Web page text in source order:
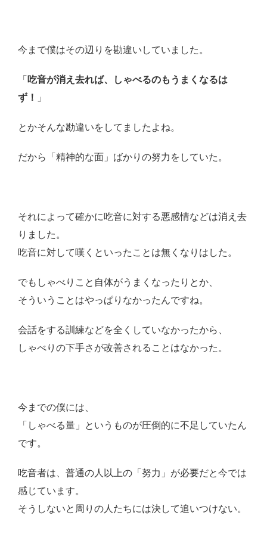
今まで僕はその辺りを勘違いしていました。
「 吃音が消え去れば、しゃべるのもうまくなるは
ず！
」
とかそんな勘違いをしてましたよね。
だから「精神的な面」ばかりの努力をしていた。
それによって確かに吃音に対する悪感情などは消え去
りました。
吃音に対して嘆くといったことは無くなりはした。
でもしゃべりこと自体がうまくなったりとか、
そういうことはやっぱりなかったんですね。
会話をする訓練などを全くしていなかったから、
しゃべりの下手さが改善されることはなかった。
今までの僕には、
「しゃべる量」というものが圧倒的に不足していたん
です。
吃音者は、普通の人以上の「努力」が必要だと今では
感じています。
そうしないと周りの人たちには決して追いつけない。